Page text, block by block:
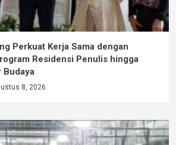
Perkuat Kerja Sama dengan
Residensi Penulis hingga
Budaya
8, 2026